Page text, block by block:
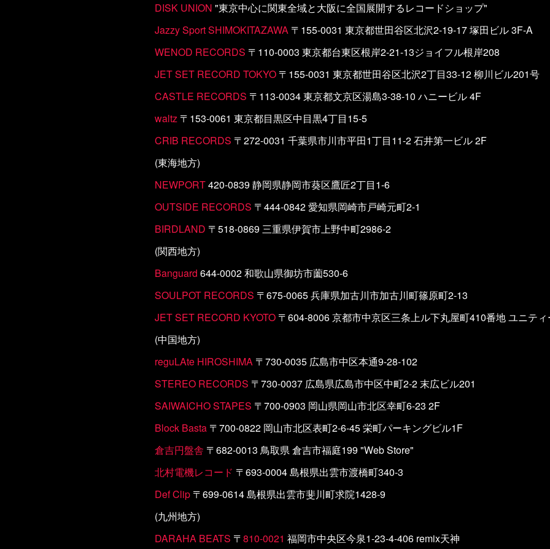
DISK UNION "東京中心に関東全域と大阪に全国展開するレコードショップ"
Jazzy Sport SHIMOKITAZAWA 〒155-0031 東京都世田谷区北沢2-19-17 塚田ビル 3F-A
WENOD RECORDS 〒110-0003 東京都台東区根岸2-21-13ジョイフル根岸208
JET SET RECORD TOKYO 〒155-0031 東京都世田谷区北沢2丁目33-12 柳川ビル201号
CASTLE RECORDS 〒113-0034 東京都文京区湯島3-38-10 ハニービル 4F
waltz 〒153-0061 東京都目黒区中目黒4丁目15-5
CRIB RECORDS 〒272-0031 千葉県市川市平田1丁目11-2 石井第一ビル 2F
(東海地方)
NEWPORT420-0839 静岡県静岡市葵区鷹匠2丁目1-6
OUTSIDE RECORDS 〒444-0842 愛知県岡崎市戸崎元町2-1
BIRDLAND 〒518-0869 三重県伊賀市上野中町2986-2
(関西地方)
Banguard 644-0002 和歌山県御坊市薗530-6
SOULPOT RECORDS 〒675-0065 兵庫県加古川市加古川町篠原町2-13
JET SET RECORD KYOTO 〒604-8006 京都市中京区三条上ル下丸屋町410番地 ユニテ
(中国地方)
reguLAte HIROSHIMA 〒730-0035 広島市中区本通9-28-102
STEREO RECORDS 〒730-0037 広島県広島市中区中町2-2 末広ビル201
SAIWAICHO STAPES 〒700-0903 岡山県岡山市北区幸町6-23 2F
Block Basta 〒700-0822 岡山市北区表町2-6-45 栄町パーキングビル1F
倉吉円盤舎 〒682-0013 鳥取県 倉吉市福庭199 "Web Store"
北村電機レコード 〒693-0004 島根県出雲市渡橋町340-3
Def Clip 〒699-0614 島根県出雲市斐川町求院1428-9
(九州地方)
DARAHA BEATS 〒810-0021 福岡市中央区今泉1-23-4-406 remix天神